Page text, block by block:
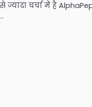
चर्चा में है